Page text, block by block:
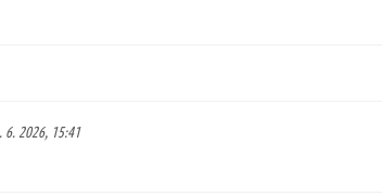
6. 2026, 15:41